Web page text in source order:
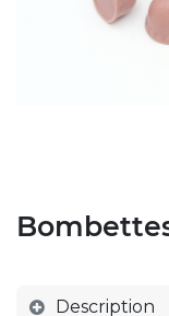
Description